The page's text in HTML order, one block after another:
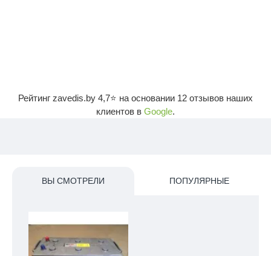
Рейтинг zavedis.by 4,7⭐ на основании 12 отзывов наших
клиентов в Google.
ВЫ СМОТРЕЛИ ПОПУЛЯРНЫЕ